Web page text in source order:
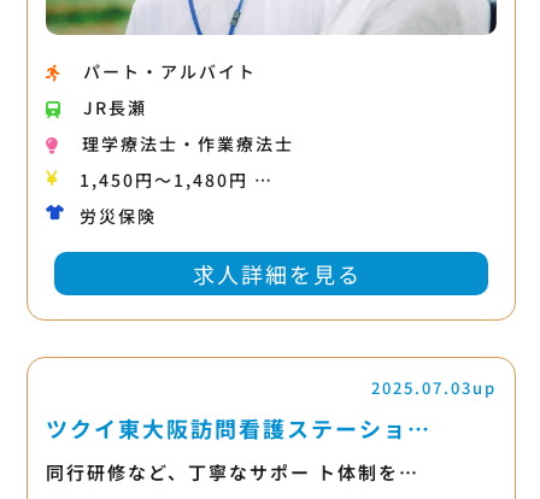
パート・アルバイト
JR長瀬
理学療法士・作業療法士
1,450円〜1,480円 …
労災保険
求人詳細を見る
2025.07.03up
ツクイ東大阪訪問看護ステーショ…
同行研修など、丁寧なサポー ト体制を…